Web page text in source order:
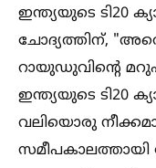
ഇന്ത്യയുടെ ടി20
ചോദ്യത്തിന്,
റായുഡുവിന്റെ
ഇന്ത്യയുടെ ടി20
വലിയൊരു